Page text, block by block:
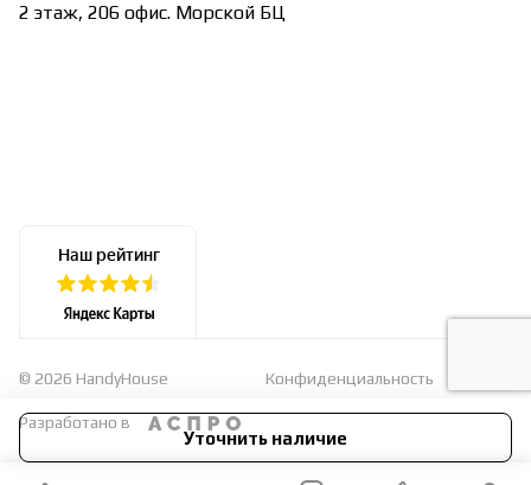
Уточнить наличие
2 этаж, 206 офис. Морской БЦ
© 2026 HandyHouse Конфиденциальность
Разработано в